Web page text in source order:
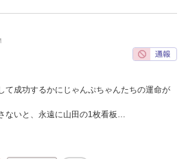
て成功するかにじゃんぷちゃんたちの運命が
ないと、永遠に山田の1枚看板…